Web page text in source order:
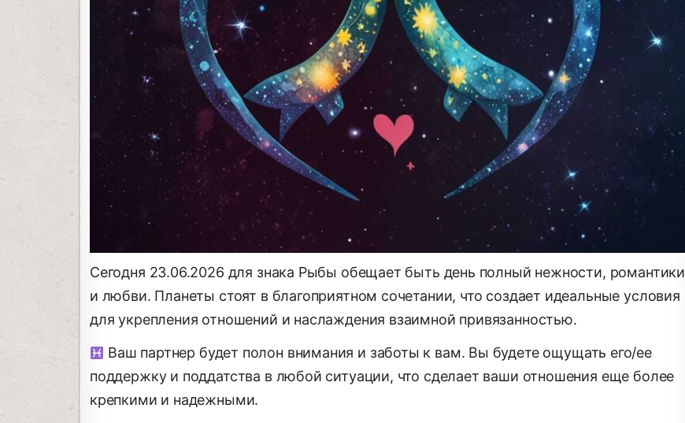
Сегодня 23.06.2026 для знака Рыбы обещает быть день полный нежности, романтики
и любви. Планеты стоят в благоприятном сочетании, что создает идеальные условия
для укрепления отношений и наслаждения взаимной привязанностью.
Ваш партнер будет полон внимания и заботы к вам. Вы будете ощущать его/ее
поддержку и поддатства в любой ситуации, что сделает ваши отношения еще более
крепкими и надежными.